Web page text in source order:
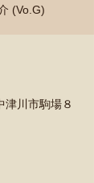
(Vo.G)
津川市駒場８